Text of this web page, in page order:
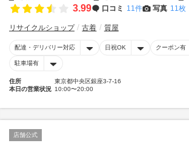
3.99 口コミ 11件 写真 11枚
リサイクルショップ 古着 質屋
配達・デリバリー対応 日祝OK クーポン有
駐車場有
住所
東京都中央区銀座3-7-16
本日の営業状況 10:00〜20:00
店舗公式